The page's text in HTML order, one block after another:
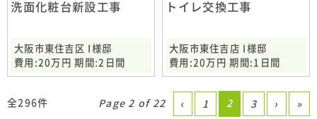
洗面化粧台新設工事
大阪市東住吉区 I様邸
費用:20万円 期間:2日間
トイレ交換工事
大阪市東住吉店 I様邸
費用:20万円 期間:1日間
全296件 Page 2 of 22 ‹ 1 2 3 › »